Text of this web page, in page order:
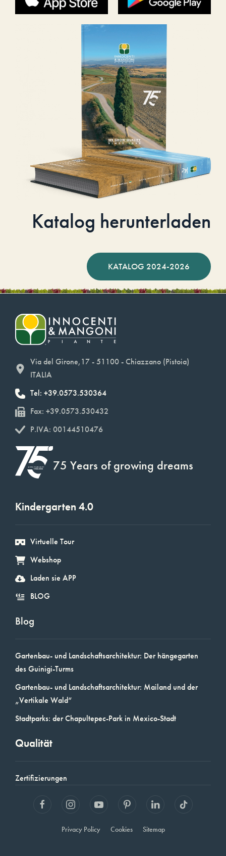
Katalog herunterladen
KATALOG 2024-2026
Via del Girone,17 - 51100 - Chiazzano (Pistoia)
ITALIA
Tel: +39.0573.530364
Fax: +39.0573.530432
P.IVA: 00144510476
75 Years of growing dreams
Kindergarten 4.0
Virtuelle Tour
Webshop
Laden sie APP
BLOG
Blog
Gartenbau- und Landschaftsarchitektur: Der hängegarten
des Guinigi-Turms
Gartenbau- und Landschaftsarchitektur: Mailand und der
„Vertikale Wald“
Stadtparks: der Chapultepec-Park in Mexico-Stadt
Qualität
Zertifizierungen
Privacy Policy Cookies Sitemap